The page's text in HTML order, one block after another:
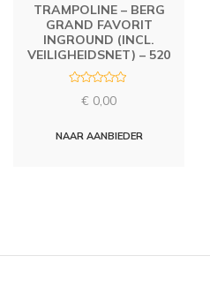
TRAMPOLINE – BERG
GRAND FAVORIT
INGROUND (INCL.
VEILIGHEIDSNET) – 520
d
€ 0,00
NAAR AANBIEDER